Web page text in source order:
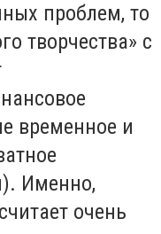
проблем, то
творчества» с
временное и
Именно,
очень